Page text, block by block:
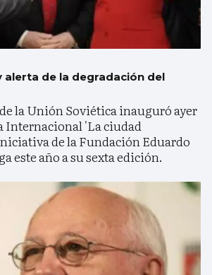
alerta de la degradación del
la Unión Soviética inauguró ayer
Internacional 'La ciudad
de la Fundación Eduardo
este año a su sexta edición.